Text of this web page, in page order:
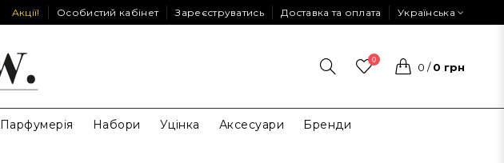
Акції! Особистий кабінет Зареєструватись Доставка та оплата Українська
0
0 / 0 грн
Парфумерія Набори Уцінка Аксесуари Бренди